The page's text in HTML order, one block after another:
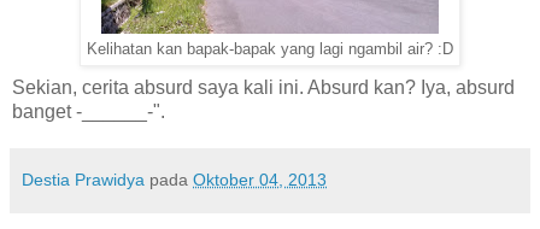
Kelihatan kan bapak-bapak yang lagi ngambil air? :D
Sekian, cerita absurd saya kali ini. Absurd kan? Iya, absurd
banget -______-".
Destia Prawidya pada Oktober 04, 2013